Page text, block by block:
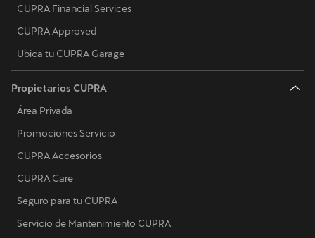
CUPRA Financial Services
CUPRA Approved
Ubica tu CUPRA Garage
Propietarios CUPRA
Área Privada
Promociones Servicio
CUPRA Accesorios
CUPRA Care
Seguro para tu CUPRA
Servicio de Mantenimiento CUPRA